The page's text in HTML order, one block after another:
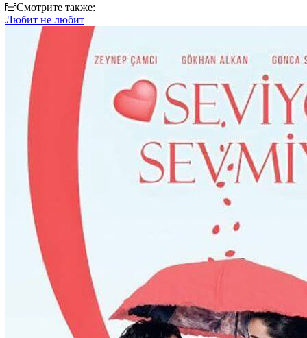
Смотрите также:
Любит не любит